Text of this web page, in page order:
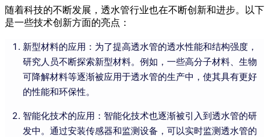
随着科技的不断发展，透水管行业也在不断创新和进步。以下
是一些技术创新方面的亮点：
新型材料的应用：为了提高透水管的透水性能和结构强度，
研究人员不断探索新型材料。例如，一些高分子材料、生物
可降解材料等逐渐被应用于透水管的生产中，使其具有更好
的性能和环保性。
智能化技术的应用：智能化技术也逐渐被引入到透水管的研
发中。通过安装传感器和监测设备，可以实时监测透水管的